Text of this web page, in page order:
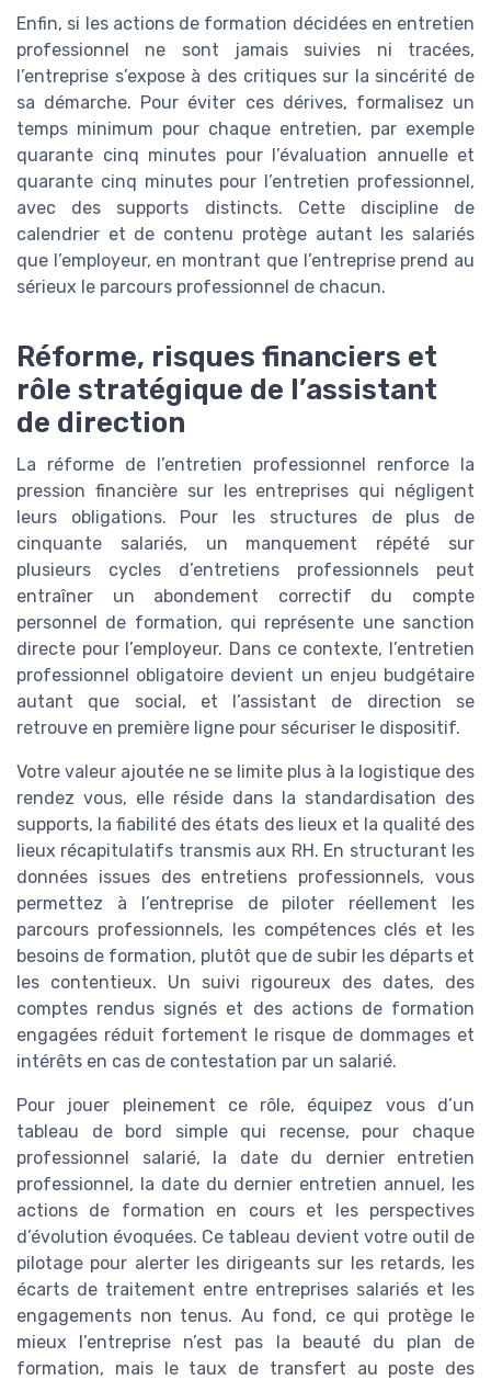
Enfin, si les actions de formation décidées en entretien
professionnel ne sont jamais suivies ni tracées,
l’entreprise s’expose à des critiques sur la sincérité de
sa démarche. Pour éviter ces dérives, formalisez un
temps minimum pour chaque entretien, par exemple
quarante cinq minutes pour l’évaluation annuelle et
quarante cinq minutes pour l’entretien professionnel,
avec des supports distincts. Cette discipline de
calendrier et de contenu protège autant les salariés
que l’employeur, en montrant que l’entreprise prend au
sérieux le parcours professionnel de chacun.
Réforme, risques financiers et
rôle stratégique de l’assistant
de direction
La réforme de l’entretien professionnel renforce la
pression financière sur les entreprises qui négligent
leurs obligations. Pour les structures de plus de
cinquante salariés, un manquement répété sur
plusieurs cycles d’entretiens professionnels peut
entraîner un abondement correctif du compte
personnel de formation, qui représente une sanction
directe pour l’employeur. Dans ce contexte, l’entretien
professionnel obligatoire devient un enjeu budgétaire
autant que social, et l’assistant de direction se
retrouve en première ligne pour sécuriser le dispositif.
Votre valeur ajoutée ne se limite plus à la logistique des
rendez vous, elle réside dans la standardisation des
supports, la fiabilité des états des lieux et la qualité des
lieux récapitulatifs transmis aux RH. En structurant les
données issues des entretiens professionnels, vous
permettez à l’entreprise de piloter réellement les
parcours professionnels, les compétences clés et les
besoins de formation, plutôt que de subir les départs et
les contentieux. Un suivi rigoureux des dates, des
comptes rendus signés et des actions de formation
engagées réduit fortement le risque de dommages et
intérêts en cas de contestation par un salarié.
Pour jouer pleinement ce rôle, équipez vous d’un
tableau de bord simple qui recense, pour chaque
professionnel salarié, la date du dernier entretien
professionnel, la date du dernier entretien annuel, les
actions de formation en cours et les perspectives
d’évolution évoquées. Ce tableau devient votre outil de
pilotage pour alerter les dirigeants sur les retards, les
écarts de traitement entre entreprises salariés et les
engagements non tenus. Au fond, ce qui protège le
mieux l’entreprise n’est pas la beauté du plan de
formation, mais le taux de transfert au poste des